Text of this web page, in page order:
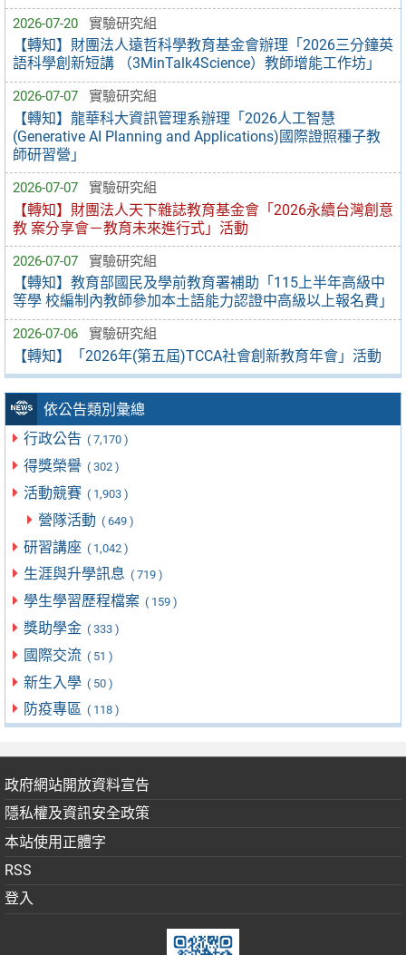
2026-07-20 實驗研究組
【轉知】財團法人遠哲科學教育基金會辦理「2026三分鐘英
語科學創新短講 （3MinTalk4Science）教師增能工作坊」
2026-07-07 實驗研究組
【轉知】龍華科大資訊管理系辦理「2026人工智慧
(Generative AI Planning and Applications)國際證照種子教
師研習營」
2026-07-07 實驗研究組
【轉知】財團法人天下雜誌教育基金會「2026永續台灣創意
教 案分享會－教育未來進行式」活動
2026-07-07 實驗研究組
【轉知】教育部國民及學前教育署補助「115上半年高級中
等學 校編制內教師參加本土語能力認證中高級以上報名費」
2026-07-06 實驗研究組
【轉知】「2026年(第五屆)TCCA社會創新教育年會」活動
依公告類別彙總
行政公告 ( 7,170 )
得獎榮譽 ( 302 )
活動競賽 ( 1,903 )
營隊活動 ( 649 )
研習講座 ( 1,042 )
生涯與升學訊息 ( 719 )
學生學習歷程檔案 ( 159 )
獎助學金 ( 333 )
國際交流 ( 51 )
新生入學 ( 50 )
防疫專區 ( 118 )
政府網站開放資料宣告
隱私權及資訊安全政策
本站使用正體字
RSS
登入